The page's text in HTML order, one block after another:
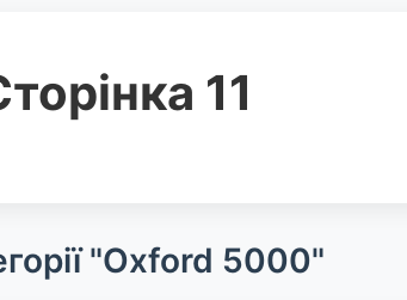
11
"Oxford 5000"